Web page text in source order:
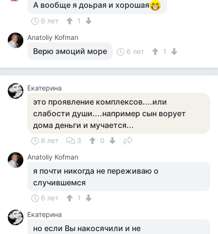
А вообще я доьрая и хорошая
6 лет
1
Anatoliy Kofman
Верю эмоций море 6 лет 1
Екатерина
это проявление комплексов....или
слабости души....например сын ворует
дома деньги и мучается...
6 лет 3
0
Anatoliy Kofman
я почти никогда не переживаю о
случившемся
6 лет
1
Екатерина
но если Вы накосячили и не